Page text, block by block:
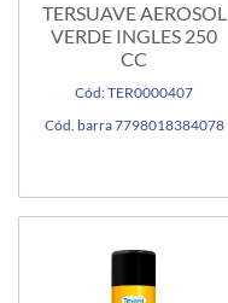
TERSUAVE AEROSOL
VERDE INGLES 250
CC
Cód: TER0000407
Cód. barra 7798018384078